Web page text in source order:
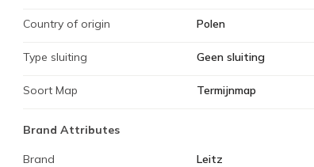
Country of origin Polen
Type sluiting Geen sluiting
Soort Map Termijnmap
Brand Attributes
Brand Leitz